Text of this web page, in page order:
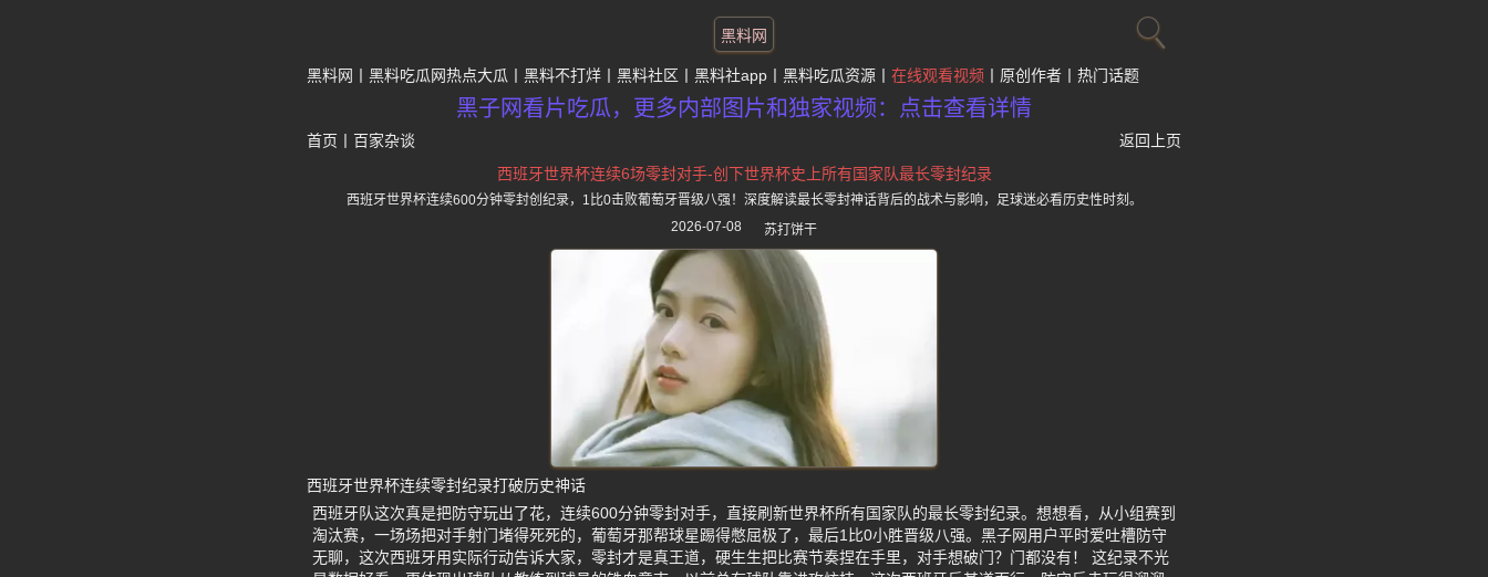
黑料网
黑料网 黑料吃瓜网热点大瓜 黑料不打烊 黑料社区 黑料社app 黑料吃瓜资源 在线观看视频 原创作者 热门话题
黑子网看片吃瓜，更多内部图片和独家视频：点击查看详情
首页 百家杂谈
返回上页
西班牙世界杯连续6场零封对手-创下世界杯史上所有国家队最长零封纪录
西班牙世界杯连续600分钟零封创纪录，1比0击败葡萄牙晋级八强！深度解读最长零封神话背后的战术与影响，足球迷必看历史性时刻。
2026-07-08
苏打饼干
西班牙世界杯连续零封纪录打破历史神话
西班牙队这次真是把防守玩出了花，连续600分钟零封对手，直接刷新世界杯所有国家队的最长零封纪录。想想看，从小组赛到
淘汰赛，一场场把对手射门堵得死死的，葡萄牙那帮球星踢得憋屈极了，最后1比0小胜晋级八强。黑子网用户平时爱吐槽防守
无聊，这次西班牙用实际行动告诉大家，零封才是真王道，硬生生把比赛节奏捏在手里，对手想破门？门都没有！ 这纪录不光